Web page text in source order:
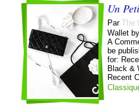
Un
ParThe
Wallet
A
be
for:
Black &
Recent